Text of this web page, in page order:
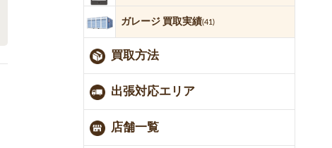
ガレージ 買取実績(41)
買取方法
出張対応エリア
店舗一覧